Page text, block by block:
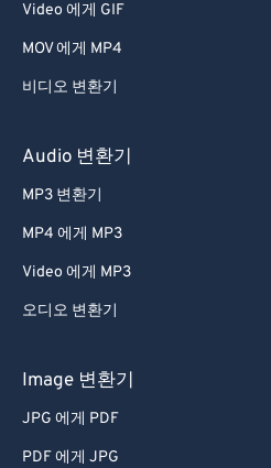
Video 에게 GIF
MOV 에게 MP4
비디오 변환기
Audio 변환기
MP3 변환기
MP4 에게 MP3
Video 에게 MP3
오디오 변환기
Image 변환기
JPG 에게 PDF
PDF 에게 JPG